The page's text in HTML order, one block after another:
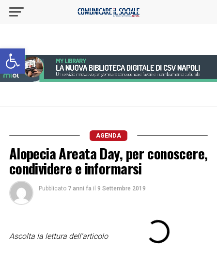
Apri la barra degli strumenti
AGENDA
Alopecia Areata Day, per conoscere,
condividere e informarsi
Pubblicato 7 anni fa il 9 Settembre 2019
Ascolta la lettura dell'articolo